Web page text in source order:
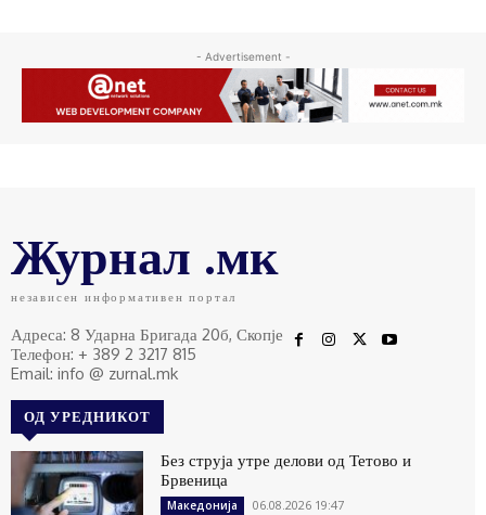
- Advertisement -
Журнал .мк
независен информативен портал
Адреса: 8 Ударна Бригада 20б, Скопје
Телефон: + 389 2 3217 815
Email: info @ zurnal.mk
ОД УРЕДНИКОТ
Без струја утре делови од Тетово и
Брвеница
Македонија 06.08.2026 19:47